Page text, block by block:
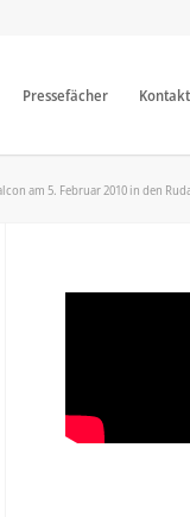
Pressefächer Kontakt
am 5. Februar 2010 in den